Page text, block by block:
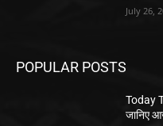
July 26,
POPULAR POSTS
Today
जानिए